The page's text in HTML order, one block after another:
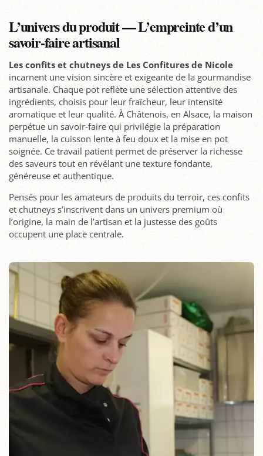
L’univers du produit — L’empreinte d’un
savoir-faire artisanal
Les confits et chutneys de Les Confitures de Nicole
incarnent une vision sincère et exigeante de la gourmandise
artisanale. Chaque pot reflète une sélection attentive des
ingrédients, choisis pour leur fraîcheur, leur intensité
aromatique et leur qualité. À Châtenois, en Alsace, la maison
perpétue un savoir-faire qui privilégie la préparation
manuelle, la cuisson lente à feu doux et la mise en pot
soignée. Ce travail patient permet de préserver la richesse
des saveurs tout en révélant une texture fondante,
généreuse et authentique.
Pensés pour les amateurs de produits du terroir, ces confits
et chutneys s’inscrivent dans un univers premium où
l’origine, la main de l’artisan et la justesse des goûts
occupent une place centrale.